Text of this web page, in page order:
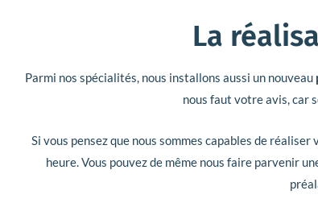
La
Parmi nos spécialités, nous installons aussi un nouveau
nous faut votre avis, car
Si vous pensez que nous sommes capables de
heure. Vous pouvez de même nous faire parvenir